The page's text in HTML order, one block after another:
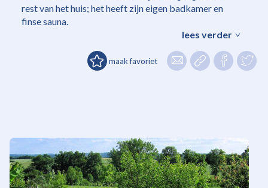
rest van het huis; het heeft zijn eigen badkamer en
finse sauna.
lees verder
maak favoriet